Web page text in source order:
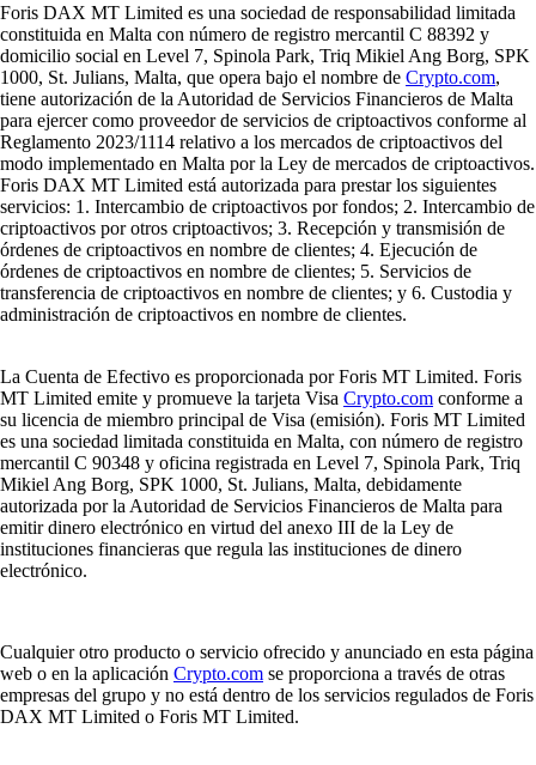
Foris DAX MT Limited es una sociedad de responsabilidad limitada
constituida en Malta con número de registro mercantil C 88392 y
domicilio social en Level 7, Spinola Park, Triq Mikiel Ang Borg, SPK
1000, St. Julians, Malta, que opera bajo el nombre de Crypto.com,
tiene autorización de la Autoridad de Servicios Financieros de Malta
para ejercer como proveedor de servicios de criptoactivos conforme al
Reglamento 2023/1114 relativo a los mercados de criptoactivos del
modo implementado en Malta por la Ley de mercados de criptoactivos.
Foris DAX MT Limited está autorizada para prestar los siguientes
servicios: 1. Intercambio de criptoactivos por fondos; 2. Intercambio de
criptoactivos por otros criptoactivos; 3. Recepción y transmisión de
órdenes de criptoactivos en nombre de clientes; 4. Ejecución de
órdenes de criptoactivos en nombre de clientes; 5. Servicios de
transferencia de criptoactivos en nombre de clientes; y 6. Custodia y
administración de criptoactivos en nombre de clientes.
La Cuenta de Efectivo es proporcionada por Foris MT Limited. Foris
MT Limited emite y promueve la tarjeta Visa Crypto.com conforme a
su licencia de miembro principal de Visa (emisión). Foris MT Limited
es una sociedad limitada constituida en Malta, con número de registro
mercantil C 90348 y oficina registrada en Level 7, Spinola Park, Triq
Mikiel Ang Borg, SPK 1000, St. Julians, Malta, debidamente
autorizada por la Autoridad de Servicios Financieros de Malta para
emitir dinero electrónico en virtud del anexo III de la Ley de
instituciones financieras que regula las instituciones de dinero
electrónico.
Cualquier otro producto o servicio ofrecido y anunciado en esta página
web o en la aplicación Crypto.com se proporciona a través de otras
empresas del grupo y no está dentro de los servicios regulados de Foris
DAX MT Limited o Foris MT Limited.